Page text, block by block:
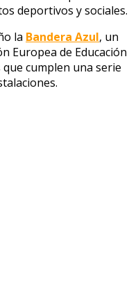
deportivos y sociales.
la Bandera Azul, un
Europea de Educación
cumplen una serie